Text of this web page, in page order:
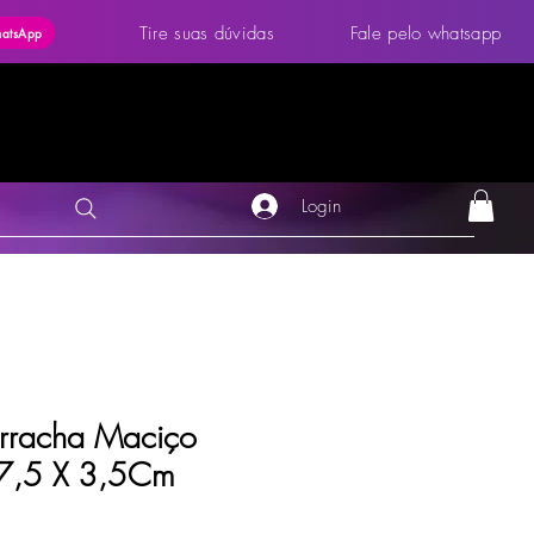
Tire suas dúvidas Fale pelo whatsapp
Login
Maciço
X 3,5Cm